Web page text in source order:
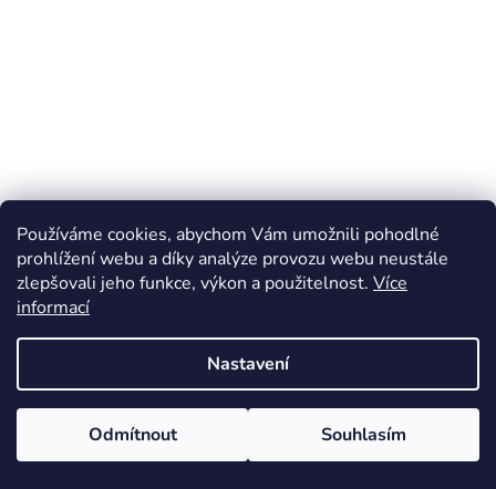
Používáme cookies, abychom Vám umožnili pohodlné
prohlížení webu a díky analýze provozu webu neustále
zlepšovali jeho funkce, výkon a použitelnost. Více
informací
Nastavení
Odmítnout Souhlasím